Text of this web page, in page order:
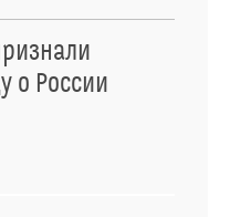
о России